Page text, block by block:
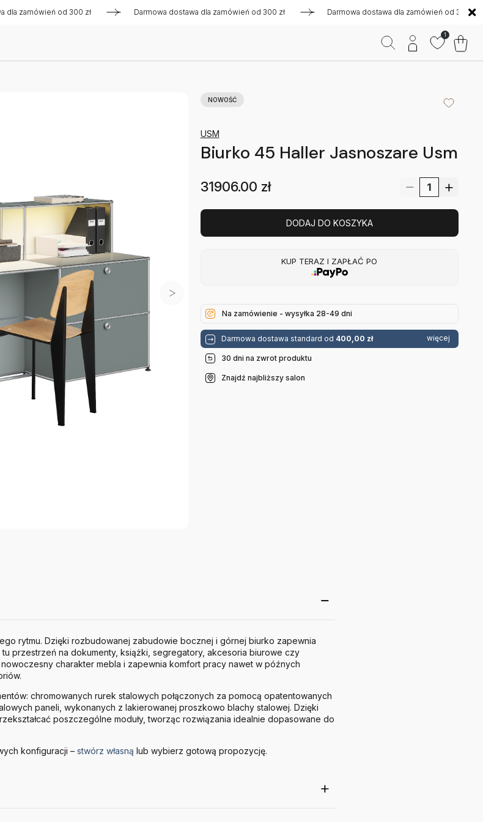
od 300 zł Darmowa dostawa dla zamówień od 300 zł Darmowa dostawa dla zamówień od 300 zł
1
NOWOŚĆ
USM
Biurko 45 Haller Jasnoszare Usm
31906.00 zł
DODAJ DO KOSZYKA
KUP TERAZ I ZAPŁAĆ PO
Na zamówienie - wysyłka 28-49 dni
Darmowa dostawa standard od 400,00 zł więcej
30 dni na zwrot produktu
Znajdź najbliższy salon
rytmu. Dzięki rozbudowanej zabudowie bocznej i górnej biurko zapewnia
przestrzeń na dokumenty, książki, segregatory, akcesoria biurowe czy
charakter mebla i zapewnia komfort pracy nawet w późnych
chromowanych rurek stalowych połączonych za pomocą opatentowanych
paneli, wykonanych z lakierowanej proszkowo blachy stalowej. Dzięki
poszczególne moduły, tworząc rozwiązania idealnie dopasowane do
konfiguracji – stwórz własną lub wybierz gotową propozycję.